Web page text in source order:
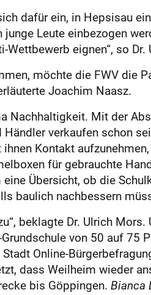
dafür ein, in Hepsisau
Leute einbezogen
eignen“, so Dr.
möchte die FWV die
Joachim Naasz.
Nachhaltigkeit. Mit der
verkaufen schon
Kontakt
für gebrauchte
Übersicht, ob die
baulich nachbessern
beklagte Dr. Ulrich
von 50 auf 75
Online-
dass Weilheim wieder
bis Göppingen. Bianca